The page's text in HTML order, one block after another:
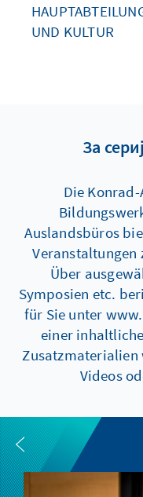
UND KULTUR
За
Die
Auslandsbüros
Veranstaltungen
Über
Symposien etc.
für Sie unter
einer
Zusatzmaterialien
Videos